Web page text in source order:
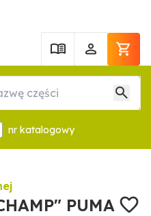
nr katalogowy
PUMA